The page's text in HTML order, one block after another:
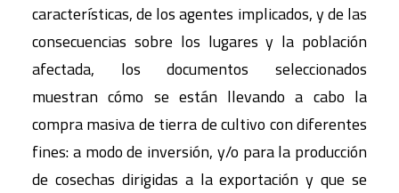
características, de los agentes implicados, y de las
consecuencias sobre los lugares y la población
afectada, los documentos seleccionados
muestran cómo se están llevando a cabo la
compra masiva de tierra de cultivo con diferentes
fines: a modo de inversión, y/o para la producción
de cosechas dirigidas a la exportación y que se